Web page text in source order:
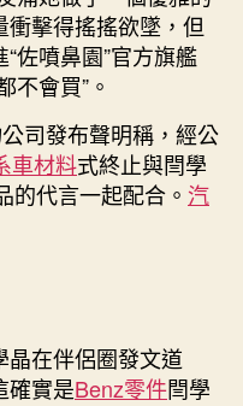
擊得搖搖欲墜，但
佐噴鼻園”官方旗艦
不會買”。
司發布聲明稱，經公
車材料式終止與閆學
的代言一起配合。 汽
晶在伴侶圈發文道
確實是Benz零件閆學